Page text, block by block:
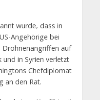
wurde, dass in
Angehörige bei
Drohnenangriffen auf
in Syrien verletzt
Chefdiplomat
an den Rat.